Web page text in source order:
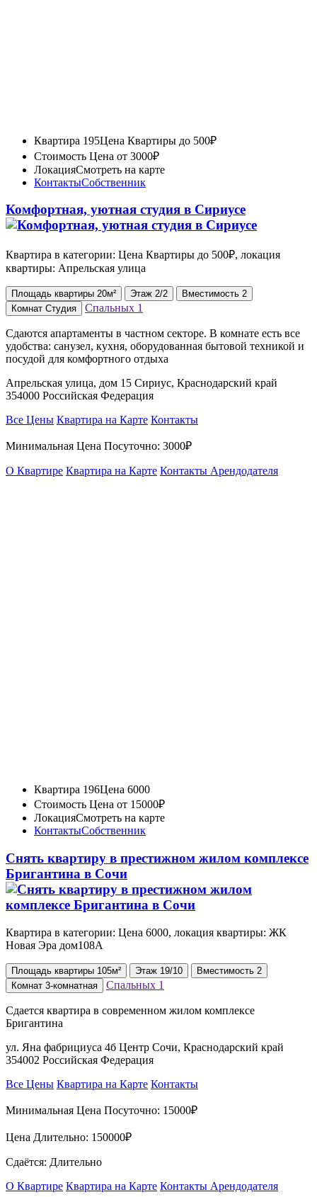
Квартира 195Цена Квартиры до 500₽
Стоимость Цена от 3000₽
ЛокацияСмотреть на карте
КонтактыСобственник
Комфортная, уютная студия в Сириусе
Квартира в категории: Цена Квартиры до 500₽, локация
квартиры: Апрельская улица
Площадь квартиры 20м² Этаж 2/2 Вместимость 2
Комнат Студия Спальных 1
Сдаются апартаменты в частном секторе. В комнате есть все
удобства: санузел, кухня, оборудованная бытовой техникой и
посудой для комфортного отдыха
Апрельская улица, дом 15 Сириус, Краснодарский край
354000 Российская Федерация
Все Цены Квартира на Карте Контакты
Минимальная Цена Посуточно: 3000₽
О Квартире Квартира на Карте Контакты Арендодателя
Квартира 196Цена 6000
Стоимость Цена от 15000₽
ЛокацияСмотреть на карте
КонтактыСобственник
Снять квартиру в престижном жилом комплексе
Бригантина в Сочи
Квартира в категории: Цена 6000, локация квартиры: ЖК
Новая Эра дом108А
Площадь квартиры 105м² Этаж 19/10 Вместимость 2
Комнат 3-комнатная Спальных 1
Сдается квартира в современном жилом комплексе
Бригантина
ул. Яна фабрициуса 4б Центр Сочи, Краснодарский край
354002 Российская Федерация
Все Цены Квартира на Карте Контакты
Минимальная Цена Посуточно: 15000₽
Цена Длительно: 150000₽
Сдаётся: Длительно
О Квартире Квартира на Карте Контакты Арендодателя